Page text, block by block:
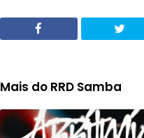
Mais do RRD Samba